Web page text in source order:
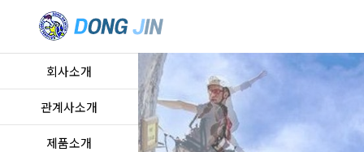
회사소개
관계사소개
제품소개